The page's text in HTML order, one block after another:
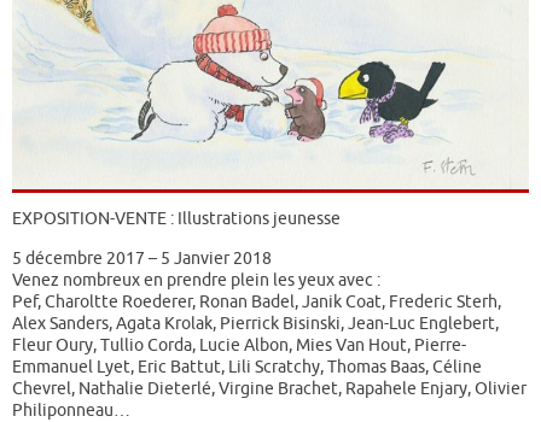
EXPOSITION-VENTE : Illustrations jeunesse
5 décembre 2017 – 5 Janvier 2018
Venez nombreux en prendre plein les yeux avec :
Pef, Charoltte Roederer, Ronan Badel, Janik Coat, Frederic Sterh,
Alex Sanders, Agata Krolak, Pierrick Bisinski, Jean-Luc Englebert,
Fleur Oury, Tullio Corda, Lucie Albon, Mies Van Hout, Pierre-
Emmanuel Lyet, Eric Battut, Lili Scratchy, Thomas Baas, Céline
Chevrel, Nathalie Dieterlé, Virgine Brachet, Rapahele Enjary, Olivier
Philiponneau…